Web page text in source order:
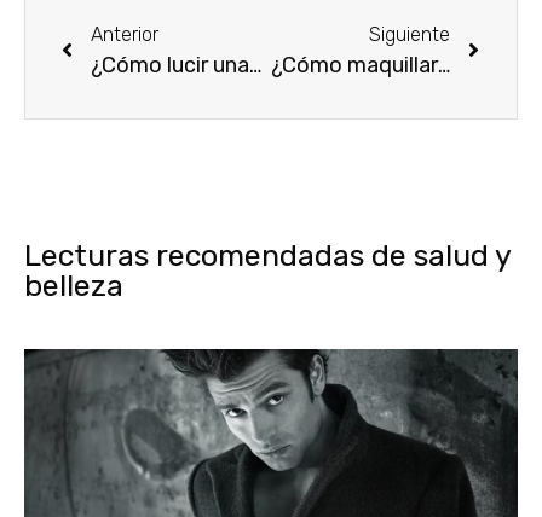
Anterior
¿Cómo lucir unas piernas bonitas y espectaculares?
Siguiente
¿Cómo maquillar los ojos encapotados paso a paso?
Lecturas recomendadas de salud y
belleza